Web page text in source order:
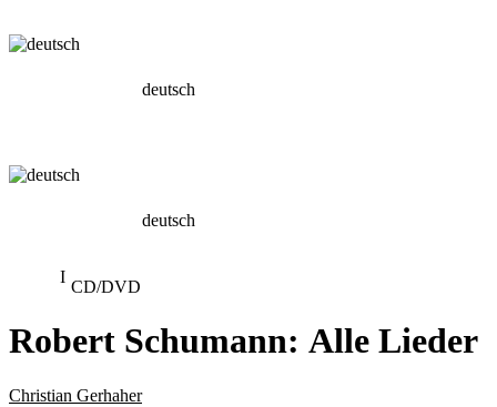
deutsch
deutsch
CD/DVD
Robert Schumann: Alle Lieder
Christian Gerhaher